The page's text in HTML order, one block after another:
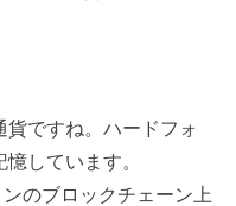
貨ですね。ハードフォ
しています。
のブロックチェーン上